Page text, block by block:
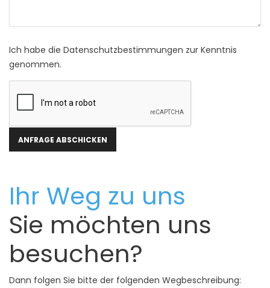
Ich habe die Datenschutzbestimmungen zur Kenntnis
genommen.
Ihr Weg zu uns
Sie möchten uns
besuchen?
Dann folgen Sie bitte der folgenden Wegbeschreibung: